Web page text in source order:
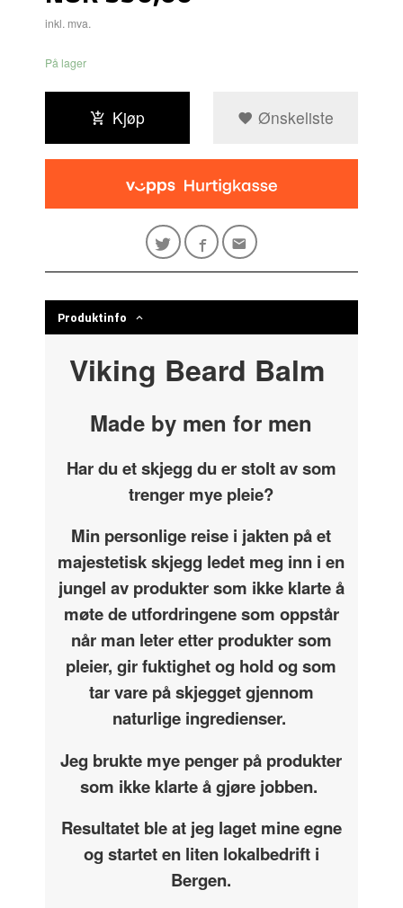
inkl. mva.
På lager
Kjøp Ønskeliste
Produktinfo
Viking Beard Balm
Made by men for men
Har du et skjegg du er stolt av som
trenger mye pleie?
Min personlige reise i jakten på et
majestetisk skjegg ledet meg inn i en
jungel av produkter som ikke klarte å
møte de utfordringene som oppstår
når man leter etter produkter som
pleier, gir fuktighet og hold og som
tar vare på skjegget gjennom
naturlige ingredienser.
Jeg brukte mye penger på produkter
som ikke klarte å gjøre jobben.
Resultatet ble at jeg laget mine egne
og startet en liten lokalbedrift i
Bergen.